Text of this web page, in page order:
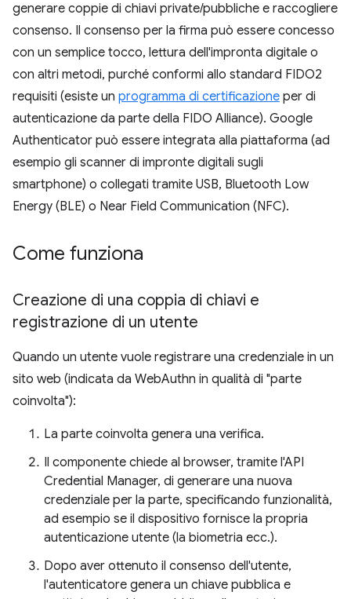
generare coppie di chiavi private/pubbliche e raccogliere
consenso. Il consenso per la firma può essere concesso
con un semplice tocco, lettura dell'impronta digitale o
con altri metodi, purché conformi allo standard FIDO2
requisiti (esiste un programma di certificazione per di
autenticazione da parte della FIDO Alliance). Google
Authenticator può essere integrata alla piattaforma (ad
esempio gli scanner di impronte digitali sugli
smartphone) o collegati tramite USB, Bluetooth Low
Energy (BLE) o Near Field Communication (NFC).
Come funziona
Creazione di una coppia di chiavi e
registrazione di un utente
Quando un utente vuole registrare una credenziale in un
sito web (indicata da WebAuthn in qualità di "parte
coinvolta"):
La parte coinvolta genera una verifica.
Il componente chiede al browser, tramite l'API
Credential Manager, di generare una nuova
credenziale per la parte, specificando funzionalità,
ad esempio se il dispositivo fornisce la propria
autenticazione utente (la biometria ecc.).
Dopo aver ottenuto il consenso dell'utente,
l'autenticatore genera un chiave pubblica e